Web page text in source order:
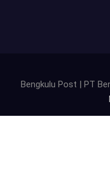
Bengkulu Post | PT